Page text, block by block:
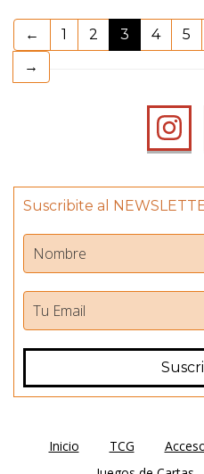
← 1 2 3 (current)
4 5
→
Suscribite al
Inicio TCG